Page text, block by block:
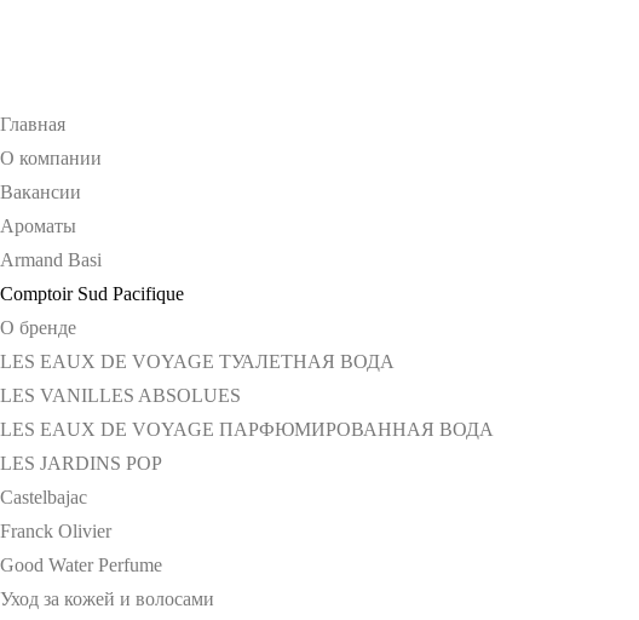
Главная
О компании
Вакансии
Ароматы
Armand Basi
Comptoir Sud Pacifique
О бренде
LES EAUX DE VOYAGE ТУАЛЕТНАЯ ВОДА
LES VANILLES ABSOLUES
LES EAUX DE VOYAGE ПАРФЮМИРОВАННАЯ ВОДА
LES JARDINS POP
Castelbajac
Franck Olivier
Good Water Perfume
Уход за кожей и волосами